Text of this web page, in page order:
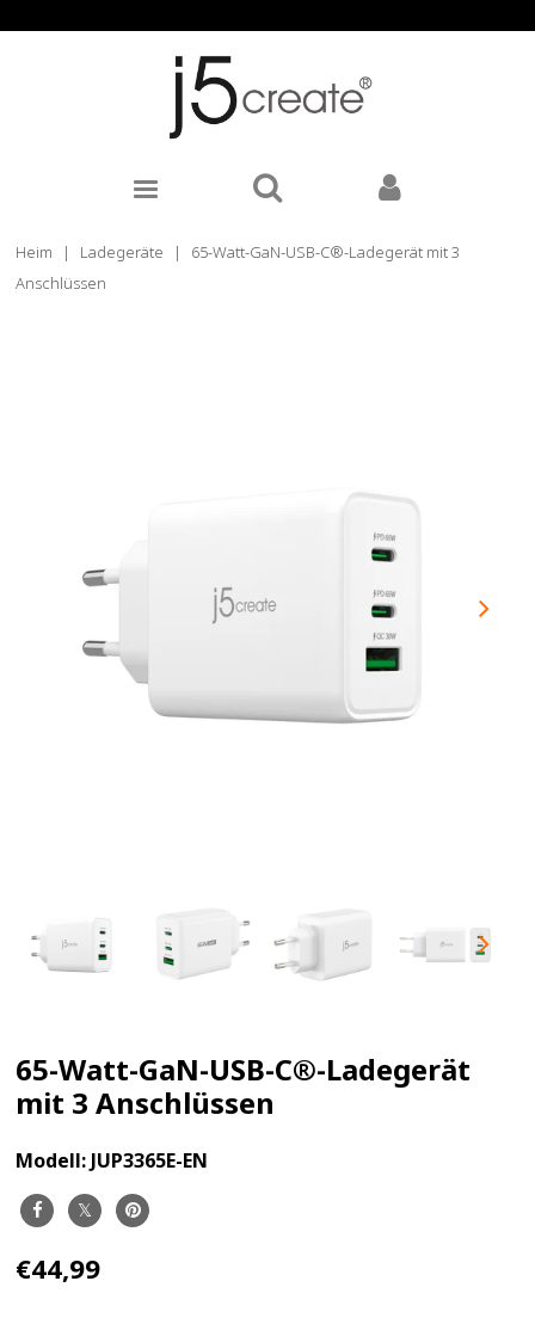
Heim | Ladegeräte |
65-Watt-GaN-USB-C®-Ladegerät mit 3
Anschlüssen
65-Watt-GaN-USB-C®-Ladegerät
mit 3 Anschlüssen
Modell: JUP3365E-EN
€44,99